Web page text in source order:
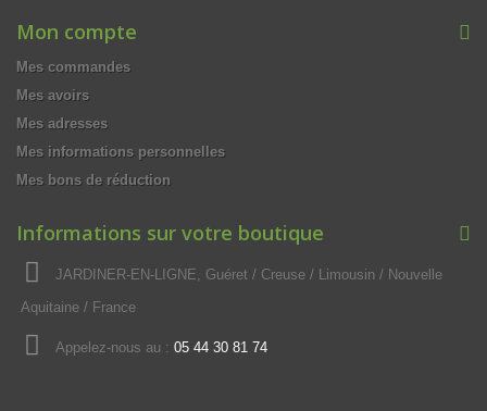
Mon compte
Mes commandes
Mes avoirs
Mes adresses
Mes informations personnelles
Mes bons de réduction
Informations sur votre boutique
JARDINER-EN-LIGNE, Guéret / Creuse / Limousin / Nouvelle
Aquitaine / France
Appelez-nous au : 05 44 30 81 74